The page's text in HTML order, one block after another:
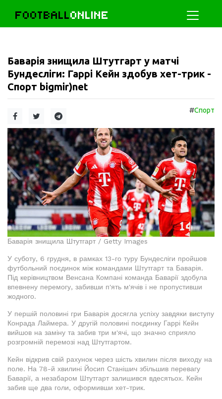
FOOTBALLONLINE
Баварія знищила Штутгарт у матчі
Бундесліги: Гаррі Кейн здобув хет-трик -
Спорт bigmir)net
#Спорт
Баварія знищила Штутгарт / Getty Images
У суботу, 6 грудня, в рамках 13-го туру Бундесліги пройшов
футбольний поєдинок між командами Штутгарт та Баварія.
Під керівництвом Венсана Компані команда Баварії здобула
впевнену перемогу, забивши п'ять м'ячів і не пропустивши
жодного.
У першій половині гри Баварія досягла успіху завдяки виступу
Конрада Лаймера. У другій половині поєдинку Гаррі Кейн
вийшов на заміну та забив три м'ячі, що значно сприяло
розгромній перемозі над Штутгартом.
Кейн відкрив свій рахунок через шість хвилин після виходу на
поле. На 78-й хвилині Йосип Станішич збільшив перевагу
Баварії, а незабаром Штутгарт залишився вдесятьох. Кейн
забив ще два голи, оформивши хет-трик.